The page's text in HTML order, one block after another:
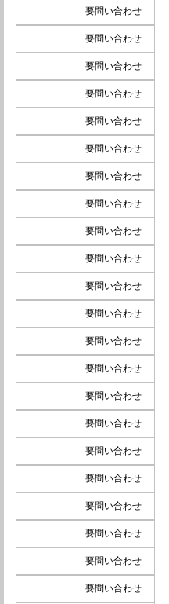
要問い合わせ
要問い合わせ
要問い合わせ
要問い合わせ
要問い合わせ
要問い合わせ
要問い合わせ
要問い合わせ
要問い合わせ
要問い合わせ
要問い合わせ
要問い合わせ
要問い合わせ
要問い合わせ
要問い合わせ
要問い合わせ
要問い合わせ
要問い合わせ
要問い合わせ
要問い合わせ
要問い合わせ
要問い合わせ